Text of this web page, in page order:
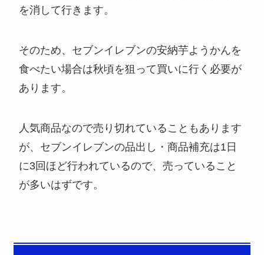
を消して行きます。
そのため、セブンイレブンの安納芋ようかんを
食べたい場合は秋頃を狙って買いに行く必要が
あります。
人気商品なので売り切れていることもあります
が、セブンイレブンの品出し・商品補充は1日
に3回ほど行われているので、売っていること
が多いはずです。